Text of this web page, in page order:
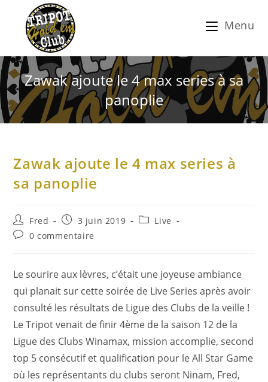
Menu
Zawak ajoute le 4 max series à sa
panoplie
Zawak ajoute le 4 max series à
sa panoplie
Fred 3 juin 2019
Live
0 commentaire
Le sourire aux lèvres, c’était une joyeuse ambiance
qui planait sur cette soirée de Live Series après avoir
consulté les résultats de Ligue des Clubs de la veille !
Le Tripot venait de finir 4ème de la saison 12 de la
Ligue des Clubs Winamax, mission accomplie, second
top 5 consécutif et qualification pour le All Star Game
où les représentants du clubs seront Ninam, Fred,